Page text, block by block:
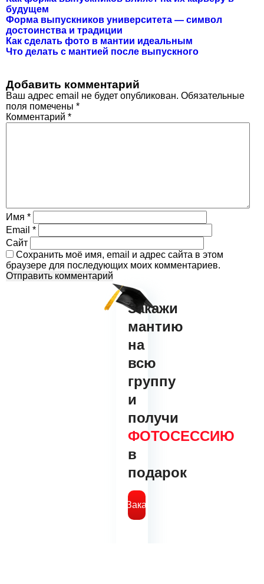
будущем
Форма выпускников университета — символ
достоинства и традиции
Как сделать фото в мантии идеальным
Что делать с мантией после выпускного
Добавить комментарий
Ваш адрес email не будет опубликован. Обязательные
поля помечены *
Комментарий *
Имя *
Email *
Сайт
Сохранить моё имя, email и адрес сайта в этом
браузере для последующих моих комментариев.
Закажи
мантию
на
всю
группу
и
получи
ФОТОСЕССИЮ
в
подарок
Заказать